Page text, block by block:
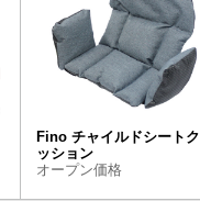
Fino チャイルドシートク
ッション
オープン価格